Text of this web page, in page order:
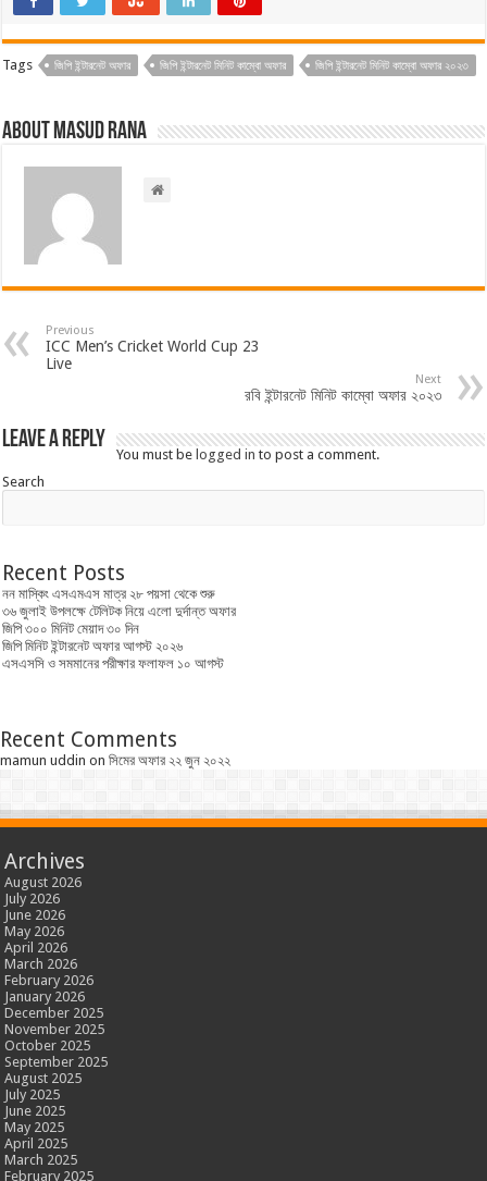
Tags জিপি ইন্টারনেট অফার জিপি ইন্টারনেট মিনিট কাম্বো অফার জিপি ইন্টারনেট মিনিট কাম্বো অফার ২০২৩
About Masud Rana
Previous
ICC Men’s Cricket World Cup 23
Live
Next
রবি ইন্টারনেট মিনিট কাম্বো অফার ২০২৩
Leave a Reply
You must belogged in to post a comment.
Search
Recent Posts
নন মাস্কিং এসএমএস মাত্র ২৮ পয়সা থেকে শুরু
৩৬ জুলাই উপলক্ষে টেলিটক নিয়ে এলো দুর্দান্ত অফার
জিপি ৩০০ মিনিট মেয়াদ ৩০ দিন
জিপি মিনিট ইন্টারনেট অফার আগস্ট ২০২৬
এসএসসি ও সমমানের পরীক্ষার ফলাফল ১০ আগস্ট
Recent Comments
mamun uddin on সিমের অফার ২২ জুন ২০২২
Archives
August 2026
July 2026
June 2026
May 2026
April 2026
March 2026
February 2026
January 2026
December 2025
November 2025
October 2025
September 2025
August 2025
July 2025
June 2025
May 2025
April 2025
March 2025
February 2025